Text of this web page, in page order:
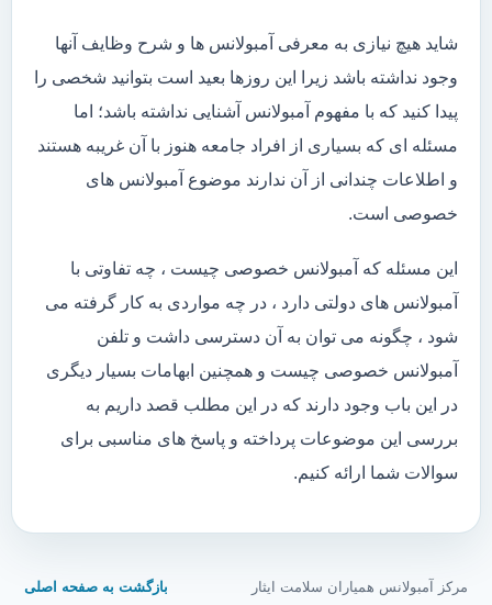
شاید هیچ نیازی به معرفی آمبولانس ها و شرح وظایف آنها
وجود نداشته باشد زیرا این روزها بعید است بتوانید شخصی را
پیدا کنید که با مفهوم آمبولانس آشنایی نداشته باشد؛ اما
مسئله ای که بسیاری از افراد جامعه هنوز با آن غریبه هستند
و اطلاعات چندانی از آن ندارند موضوع آمبولانس های
خصوصی است.
این مسئله که آمبولانس خصوصی چیست ، چه تفاوتی با
آمبولانس های دولتی دارد ، در چه مواردی به کار گرفته می
شود ، چگونه می توان به آن دسترسی داشت و تلفن
آمبولانس خصوصی چیست و همچنین ابهامات بسیار دیگری
در این باب وجود دارند که در این مطلب قصد داریم به
بررسی این موضوعات پرداخته و پاسخ های مناسبی برای
سوالات شما ارائه کنیم.
مرکز آمبولانس همیاران سلامت ایثار بازگشت به صفحه اصلی